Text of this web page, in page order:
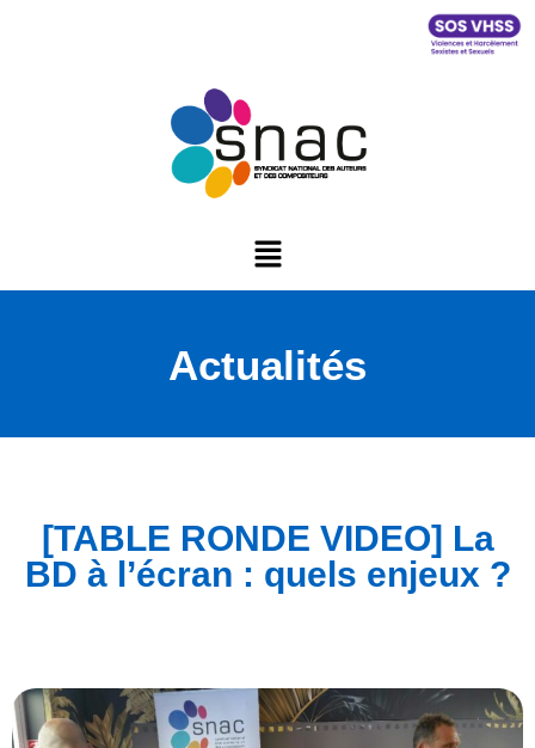
Actualités
[TABLE RONDE VIDEO] La
BD à l’écran : quels enjeux ?